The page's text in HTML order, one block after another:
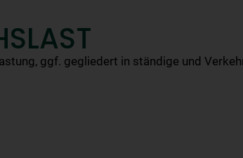
ggf. gegliedert in ständige und